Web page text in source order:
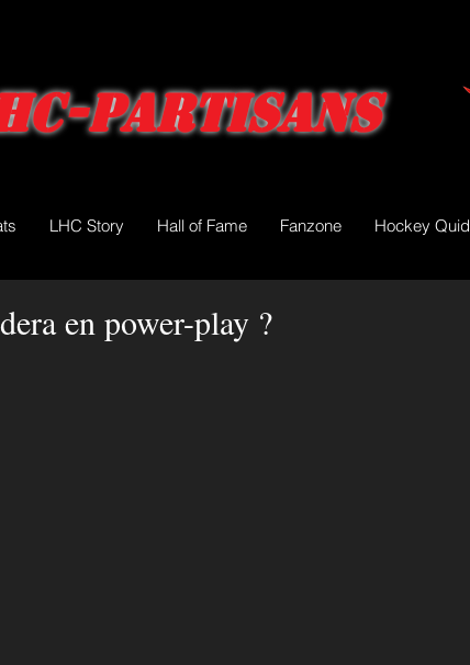
Partisans
LHC Story Hall of Fame Fanzone Hockey Quid
en power-play ?